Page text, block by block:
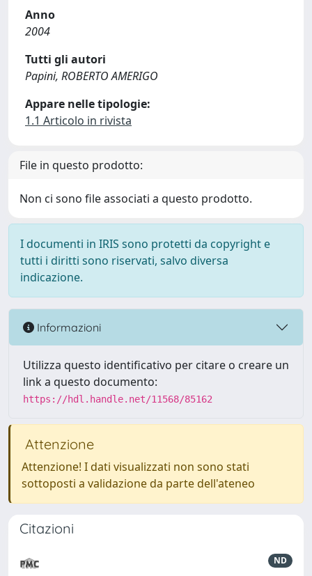
Anno
2004
Tutti gli autori
Papini, ROBERTO AMERIGO
Appare nelle tipologie:
1.1 Articolo in rivista
File in questo prodotto:
Non ci sono file associati a questo prodotto.
I documenti in IRIS sono protetti da copyright e
tutti i diritti sono riservati, salvo diversa
indicazione.
Informazioni
Utilizza questo identificativo per citare o creare un
link a questo documento:
https://hdl.handle.net/11568/85162
Attenzione
Attenzione! I dati visualizzati non sono stati
sottoposti a validazione da parte dell'ateneo
Citazioni
ND